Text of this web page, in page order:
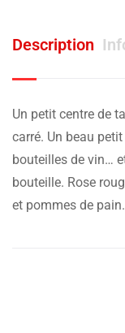
Description
Un petit centre de
carré. Un beau
bouteilles de vin…
bouteille. Rose
et pommes de pain.